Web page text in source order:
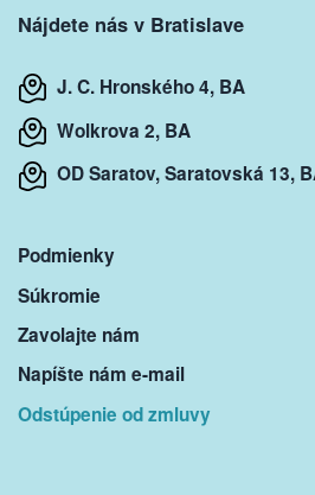
Nájdete nás v Bratislave
J. C. Hronského 4, BA
Wolkrova 2, BA
OD Saratov, Saratovská 13,
Podmienky
Súkromie
Zavolajte nám
Napíšte nám e-mail
Odstúpenie od zmluvy